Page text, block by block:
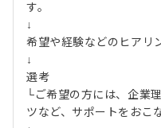
す。
↓
希望や経験などのヒアリ
↓
選考
└ご希望の方には、企業
ツなど、サポートをおこ